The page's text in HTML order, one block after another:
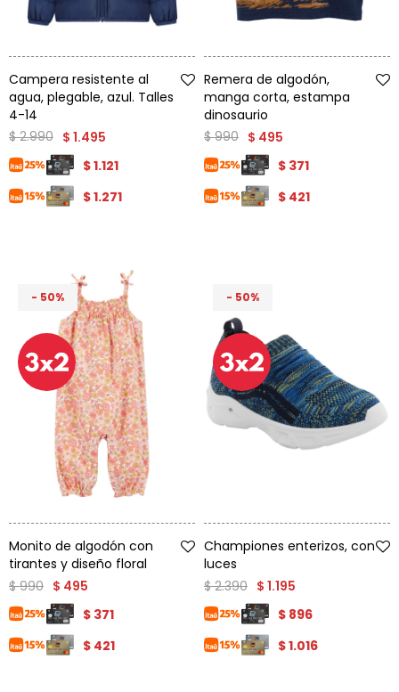
Campera resistente al
agua, plegable, azul. Talles
4-14
$ 1.495
$ 2.990
$1.121
$1.271
Remera de algodón,
manga corta, estampa
dinosaurio
$ 495
$ 990
$ 371
$ 421
50
Monito de algodón con
tirantes y diseño floral
$ 495
$ 990
$ 371
$ 421
50
Championes enterizos, con
luces
$ 1.195
$ 2.390
$ 896
$1.016